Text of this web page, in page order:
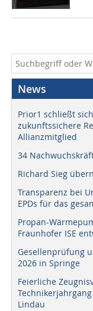
News
Prior1 schließt
zukunftssichere
Allianzmitglied
34
Richard Sieg
Transparenz bei
EPDs für das
Propan-
Fraunhofer ISE
Gesellenprüfung
2026 in Springe
Feierliche
Lindau